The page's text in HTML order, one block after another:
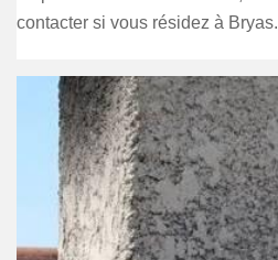
contacter si vous résidez à Bryas.